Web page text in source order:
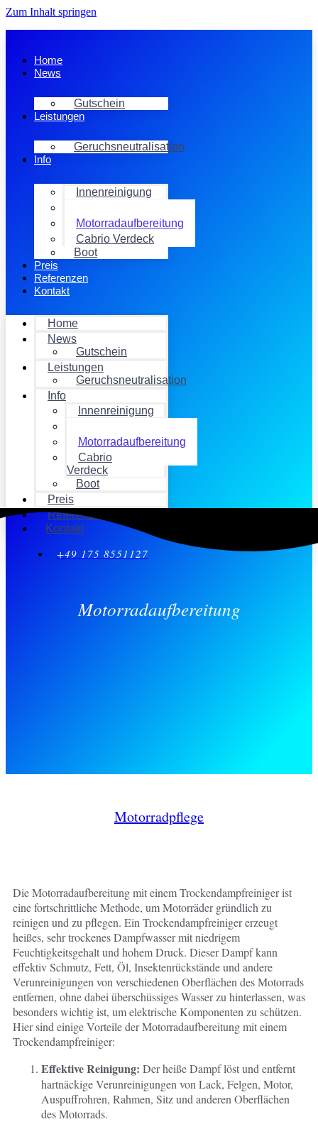
Zum Inhalt springen
Home
News
Gutschein
Leistungen
Geruchsneutralisation
Info
Innenreinigung
Motorradaufbereitung
Cabrio Verdeck
Boot
Preis
Referenzen
Kontakt
Home
News
Gutschein
Leistungen
Geruchsneutralisation
Info
Innenreinigung
Motorradaufbereitung
Cabrio
Verdeck
Boot
Preis
Referenzen
Kontakt
+49 175 8551127
Motorradaufbereitung
Motorradpflege
Die Motorradaufbereitung mit einem Trockendampfreiniger ist
eine fortschrittliche Methode, um Motorräder gründlich zu
reinigen und zu pflegen. Ein Trockendampfreiniger erzeugt
heißes, sehr trockenes Dampfwasser mit niedrigem
Feuchtigkeitsgehalt und hohem Druck. Dieser Dampf kann
effektiv Schmutz, Fett, Öl, Insektenrückstände und andere
Verunreinigungen von verschiedenen Oberflächen des Motorrads
entfernen, ohne dabei überschüssiges Wasser zu hinterlassen, was
besonders wichtig ist, um elektrische Komponenten zu schützen.
Hier sind einige Vorteile der Motorradaufbereitung mit einem
Trockendampfreiniger:
Effektive Reinigung: Der heiße Dampf löst und entfernt
hartnäckige Verunreinigungen von Lack, Felgen, Motor,
Auspuffrohren, Rahmen, Sitz und anderen Oberflächen
des Motorrads.